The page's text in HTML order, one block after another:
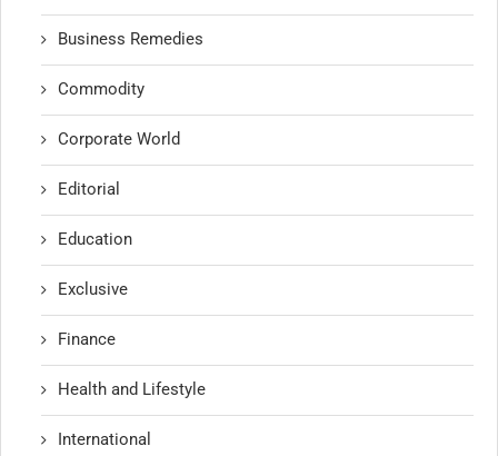
Business Remedies
Commodity
Corporate World
Editorial
Education
Exclusive
Finance
Health and Lifestyle
International